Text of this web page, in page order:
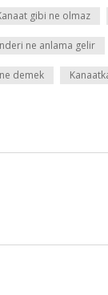
gibi ne olmaz
ne anlama gelir
demek